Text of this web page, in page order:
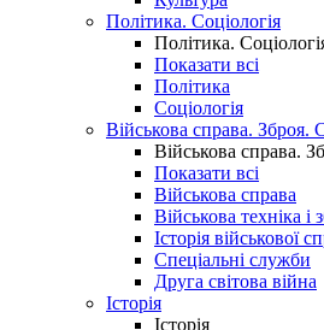
Політика. Соціологія
Політика.
Показати всі
Політика
Соціологія
Військова справа. Зброя.
Військова справа.
Показати всі
Військова справа
Військова техніка і
Історія військової
Спеціальні служби
Друга світова війна
Історія
Історія